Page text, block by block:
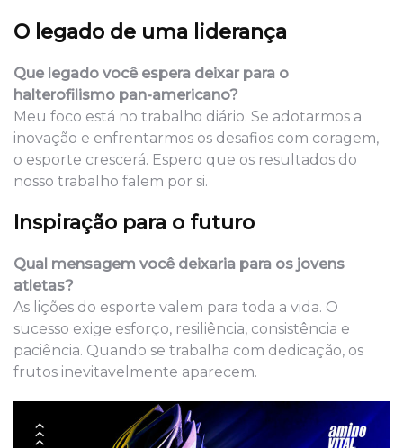
O legado de uma liderança
Que legado você espera deixar para o
halterofilismo pan-americano?
Meu foco está no trabalho diário. Se adotarmos a
inovação e enfrentarmos os desafios com coragem,
o esporte crescerá. Espero que os resultados do
nosso trabalho falem por si.
Inspiração para o futuro
Qual mensagem você deixaria para os jovens
atletas?
As lições do esporte valem para toda a vida. O
sucesso exige esforço, resiliência, consistência e
paciência. Quando se trabalha com dedicação, os
frutos inevitavelmente aparecem.